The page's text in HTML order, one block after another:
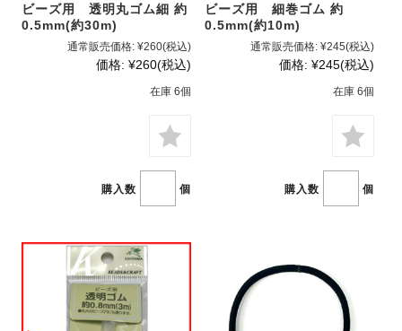
ビーズ用 透明丸ゴム細 約
0.5mm(約30m)
通常販売価格: ¥260(税込)
価格: ¥260(税込)
在庫 6個
購入数 個
ビーズ用 細巻ゴム 約
0.5mm(約10m)
通常販売価格: ¥245(税込)
価格: ¥245(税込)
在庫 6個
購入数 個